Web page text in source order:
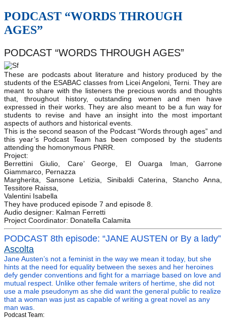
PODCAST “WORDS THROUGH
AGES”
PODCAST “WORDS THROUGH AGES”
These are podcasts about literature and history produced by the
students of the ESABAC classes from Licei Angeloni, Terni. They are
meant to share with the listeners the precious words and thoughts
that, throughout history, outstanding women and men have
expressed in their works. They are also meant to be a fun way for
students to revise and have an insight into the most important
aspects of authors and historical events.
This is the second season of the Podcast “Words through ages” and
this year’s Podcast Team has been composed by the students
attending the homonymous PNRR.
Project:
Berrettini Giulio, Care’ George, El Ouarga Iman, Garrone
Giammarco, Pernazza
Margherita, Sansone Letizia, Sinibaldi Caterina, Stancho Anna,
Tessitore Raissa,
Valentini Isabella
They have produced episode 7 and episode 8.
Audio designer: Kalman Ferretti
Project Coordinator: Donatella Calamita
PODCAST 8th episode: “JANE AUSTEN or By a lady”
Ascolta
Jane Austen’s not a feminist in the way we mean it today, but she
hints at the need for equality between the sexes and her heroines
defy gender conventions and fight for a marriage based on love and
mutual respect. Unlike other female writers of hertime, she did not
use a male pseudonym as she did want the general public to realize
that a woman was just as capable of writing a great novel as any
man was.
Podcast Team: